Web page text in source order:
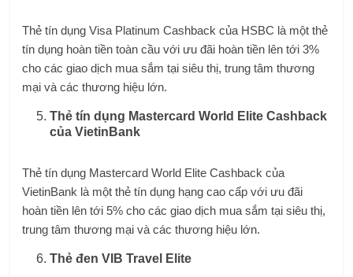
Thẻ tín dụng Visa Platinum Cashback của HSBC là một thẻ
tín dụng hoàn tiền toàn cầu với ưu đãi hoàn tiền lên tới 3%
cho các giao dịch mua sắm tại siêu thị, trung tâm thương
mại và các thương hiệu lớn.
Thẻ tín dụng Mastercard World Elite Cashback
của VietinBank
Thẻ tín dụng Mastercard World Elite Cashback của
VietinBank là một thẻ tín dụng hạng cao cấp với ưu đãi
hoàn tiền lên tới 5% cho các giao dịch mua sắm tại siêu thị,
trung tâm thương mại và các thương hiệu lớn.
Thẻ đen VIB Travel Elite